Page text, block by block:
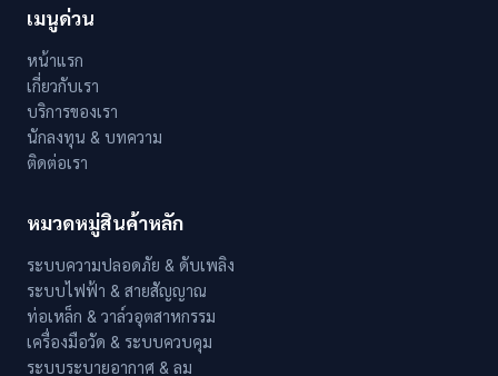
เมนูด่วน
หน้าแรก
เกี่ยวกับเรา
บริการของเรา
นักลงทุน & บทความ
ติดต่อเรา
หมวดหมู่สินค้าหลัก
ระบบความปลอดภัย & ดับเพลิง
ระบบไฟฟ้า & สายสัญญาณ
ท่อเหล็ก & วาล์วอุตสาหกรรม
เครื่องมือวัด & ระบบควบคุม
ระบบระบายอากาศ & ลม